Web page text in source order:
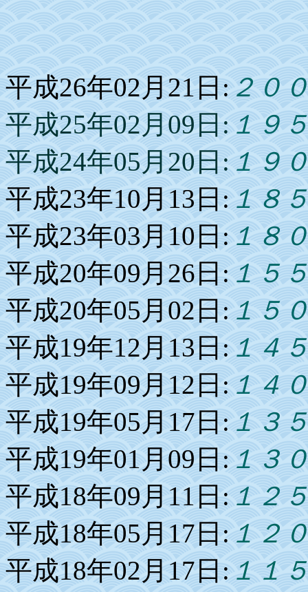
平成26年02月21日:２０
平成25年02月09日:１９
平成24年05月20日:１９
平成23年10月13日:１８
平成23年03月10日:１８
平成20年09月26日:１５
平成20年05月02日:１５
平成19年12月13日:１４
平成19年09月12日:１４
平成19年05月17日:１３
平成19年01月09日:１３
平成18年09月11日:１２
平成18年05月17日:１２
平成18年02月17日:１１